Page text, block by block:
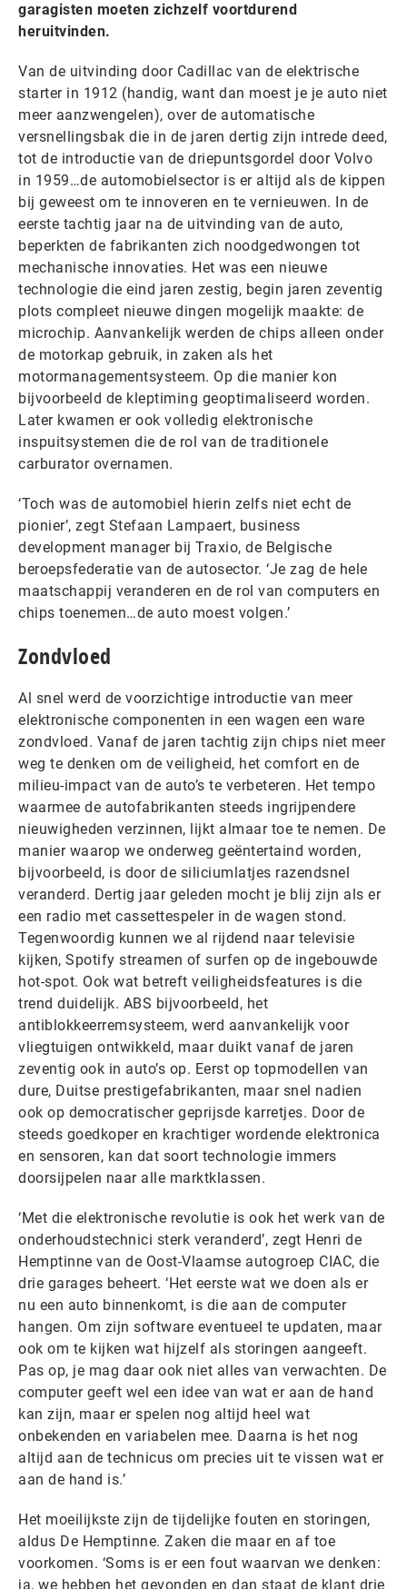
garagisten moeten zichzelf voortdurend
heruitvinden.
Van de uitvinding door Cadillac van de elektrische
starter in 1912 (handig, want dan moest je je auto niet
meer aanzwengelen), over de automatische
versnellingsbak die in de jaren dertig zijn intrede deed,
tot de introductie van de driepuntsgordel door Volvo
in 1959…de automobielsector is er altijd als de kippen
bij geweest om te innoveren en te vernieuwen. In de
eerste tachtig jaar na de uitvinding van de auto,
beperkten de fabrikanten zich noodgedwongen tot
mechanische innovaties. Het was een nieuwe
technologie die eind jaren zestig, begin jaren zeventig
plots compleet nieuwe dingen mogelijk maakte: de
microchip. Aanvankelijk werden de chips alleen onder
de motorkap gebruik, in zaken als het
motormanagementsysteem. Op die manier kon
bijvoorbeeld de kleptiming geoptimaliseerd worden.
Later kwamen er ook volledig elektronische
inspuitsystemen die de rol van de traditionele
carburator overnamen.
‘Toch was de automobiel hierin zelfs niet echt de
pionier’, zegt Stefaan Lampaert, business
development manager bij Traxio, de Belgische
beroepsfederatie van de autosector. ‘Je zag de hele
maatschappij veranderen en de rol van computers en
chips toenemen…de auto moest volgen.’
Zondvloed
Al snel werd de voorzichtige introductie van meer
elektronische componenten in een wagen een ware
zondvloed. Vanaf de jaren tachtig zijn chips niet meer
weg te denken om de veiligheid, het comfort en de
milieu-impact van de auto’s te verbeteren. Het tempo
waarmee de autofabrikanten steeds ingrijpendere
nieuwigheden verzinnen, lijkt almaar toe te nemen. De
manier waarop we onderweg geëntertaind worden,
bijvoorbeeld, is door de siliciumlatjes razendsnel
veranderd. Dertig jaar geleden mocht je blij zijn als er
een radio met cassettespeler in de wagen stond.
Tegenwoordig kunnen we al rijdend naar televisie
kijken, Spotify streamen of surfen op de ingebouwde
hot-spot. Ook wat betreft veiligheidsfeatures is die
trend duidelijk. ABS bijvoorbeeld, het
antiblokkeerremsysteem, werd aanvankelijk voor
vliegtuigen ontwikkeld, maar duikt vanaf de jaren
zeventig ook in auto’s op. Eerst op topmodellen van
dure, Duitse prestigefabrikanten, maar snel nadien
ook op democratischer geprijsde karretjes. Door de
steeds goedkoper en krachtiger wordende elektronica
en sensoren, kan dat soort technologie immers
doorsijpelen naar alle marktklassen.
‘Met die elektronische revolutie is ook het werk van de
onderhoudstechnici sterk veranderd’, zegt Henri de
Hemptinne van de Oost-Vlaamse autogroep CIAC, die
drie garages beheert. ‘Het eerste wat we doen als er
nu een auto binnenkomt, is die aan de computer
hangen. Om zijn software eventueel te updaten, maar
ook om te kijken wat hijzelf als storingen aangeeft.
Pas op, je mag daar ook niet alles van verwachten. De
computer geeft wel een idee van wat er aan de hand
kan zijn, maar er spelen nog altijd heel wat
onbekenden en variabelen mee. Daarna is het nog
altijd aan de technicus om precies uit te vissen wat er
aan de hand is.’
Het moeilijkste zijn de tijdelijke fouten en storingen,
aldus De Hemptinne. Zaken die maar en af toe
voorkomen. ‘Soms is er een fout waarvan we denken:
ja, we hebben het gevonden en dan staat de klant drie